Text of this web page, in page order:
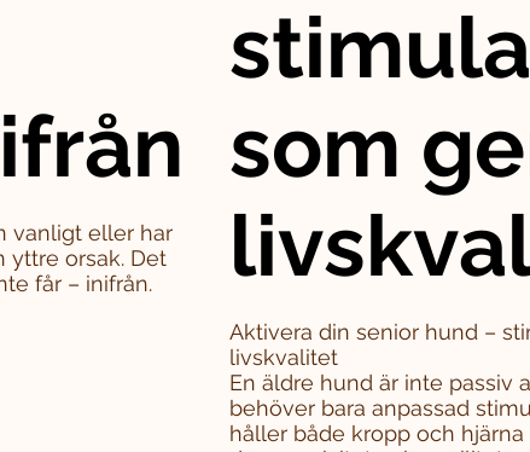
vanligt eller har
yttre orsak. Det
får – inifrån.
som
Aktivera din senior hund –
livskvalitet
En äldre hund är inte passiv
behöver bara anpassad
håller både kropp och